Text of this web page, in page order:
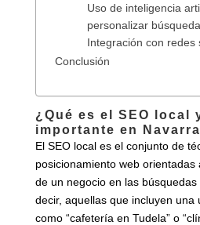
Uso de inteligencia
personalizar
Integración con redes
Conclusión
¿Qué es el SEO local
importante en
El SEO local es el conjunto de
posicionamiento web orientadas
de un negocio en las
decir, aquellas que incluyen una
como “cafetería en Tudela” o